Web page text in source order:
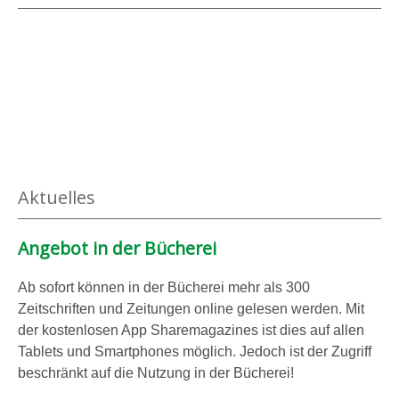
Aktuelles
Angebot in der Bücherei
Ab sofort können in der Bücherei mehr als 300
Zeitschriften und Zeitungen online gelesen werden. Mit
der kostenlosen App Sharemagazines ist dies auf allen
Tablets und Smartphones möglich. Jedoch ist der Zugriff
beschränkt auf die Nutzung in der Bücherei!